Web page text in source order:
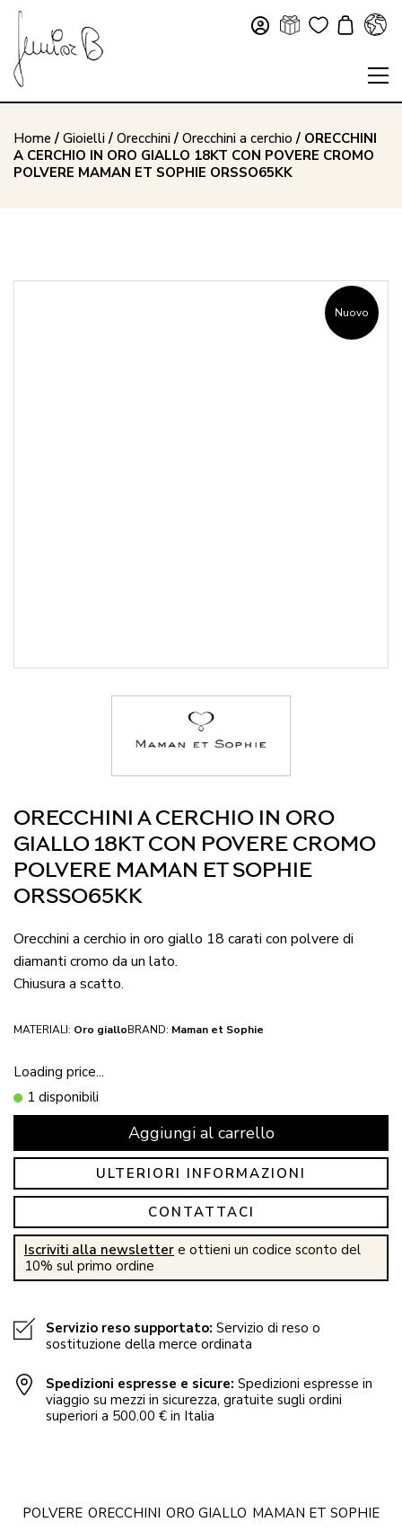
Home / Gioielli/ Orecchini/ Orecchini a cerchio / ORECCHINI
A CERCHIO IN ORO GIALLO 18KT CON POVERE CROMO
POLVERE MAMAN ET SOPHIE ORSSO65KK
Nuovo
ORECCHINI A CERCHIO IN ORO
GIALLO 18KT CON POVERE CROMO
POLVERE MAMAN ET SOPHIE
ORSSO65KK
Orecchini a cerchio in oro giallo 18 carati con polvere di
diamanti cromo da un lato.
Chiusura a scatto.
MATERIALI: Oro gialloBRAND: Maman et Sophie
Loading price...
1 disponibili
Aggiungi al carrello
ULTERIORI INFORMAZIONI
CONTATTACI
Iscriviti alla newsletter e ottieni un codice sconto del
10% sul primo ordine
Servizio reso supportato: Servizio di reso o
sostituzione della merce ordinata
Spedizioni espresse e sicure: Spedizioni espresse in
viaggio su mezzi in sicurezza, gratuite sugli ordini
superiori a 500.00 € in Italia
POLVERE ORECCHINI ORO GIALLO MAMAN ET SOPHIE